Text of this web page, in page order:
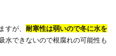
すが、 耐寒性は弱いので冬に水を
水できないので根腐れの可能性も